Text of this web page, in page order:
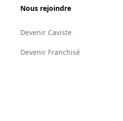
Nous rejoindre
Devenir Caviste
Devenir Franchisé